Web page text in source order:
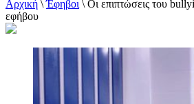
Αλεξάνδρα Καππάτου
Παιδοψυχολόγος
Αρχική \Έφηβοι \ Οι επιπτώσεις του
εφήβου